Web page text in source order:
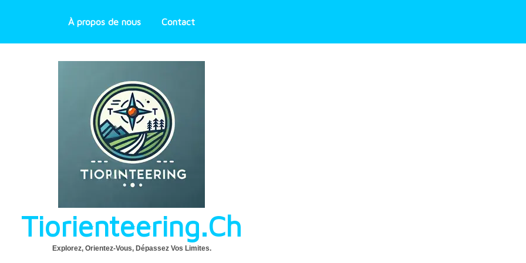
À propos de nous Contact
Tiorienteering.ch
Explorez, Orientez-Vous, Dépassez Vos Limites.